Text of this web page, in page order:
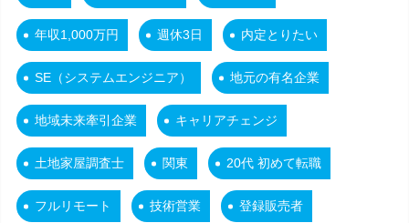
年収1,000万円 週休3日 内定とりたい
SE（システムエンジニア） 地元の有名企業
地域未来牽引企業 キャリアチェンジ
土地家屋調査士 関東 20代 初めて転職
フルリモート 技術営業 登録販売者